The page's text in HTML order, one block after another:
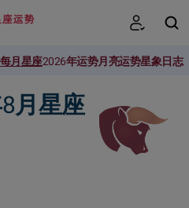
每月星座2026年运势月亮运势星象日志
月星座